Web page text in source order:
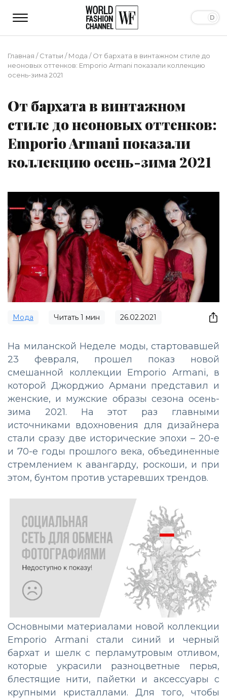
Главная /Статьи /Мода /От бархата в винтажном стиле до
неоновых оттенков: Emporio Armani показали коллекцию
осень-зима 2021
От бархата в винтажном
стиле до неоновых оттенков:
Emporio Armani показали
коллекцию осень-зима 2021
Мода Читать 1 мин 26.02.2021
На миланской Неделе моды, стартовавшей
23 февраля, прошел показ новой
смешанной коллекции Emporio Armani, в
которой Джорджио Армани представил и
женские, и мужские образы сезона осень-
зима 2021. На этот раз главными
источниками вдохновения для дизайнера
стали сразу две исторические эпохи – 20-е
и 70-е годы прошлого века, объединенные
стремлением к авангарду, роскоши, и при
этом, бунтом против устаревших трендов.
Основными материалами новой коллекции
Emporio Armani стали синий и черный
бархат и шелк с перламутровым отливом,
которые украсили разноцветные перья,
блестящие нити, пайетки и аксессуары с
крупными кристаллами. Для того, чтобы